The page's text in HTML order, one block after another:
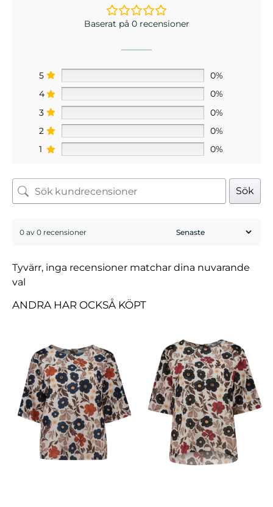
Baserat på 0 recensioner
5
0%
4
0%
3
0%
2
0%
1
0%
Sök
0 av 0 recensioner
Tyvärr, inga recensioner matchar dina nuvarande
val
ANDRA HAR OCKSÅ KÖPT